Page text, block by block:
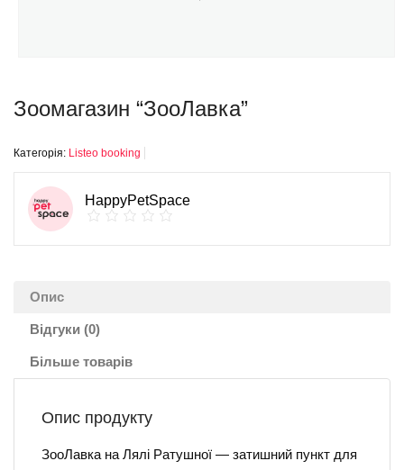
Зоомагазин “ЗооЛавка”
Категорія: Listeo booking
HappyPetSpace
Опис
Відгуки (0)
Більше товарів
Опис продукту
ЗооЛавка на Лялі Ратушної — затишний пункт для